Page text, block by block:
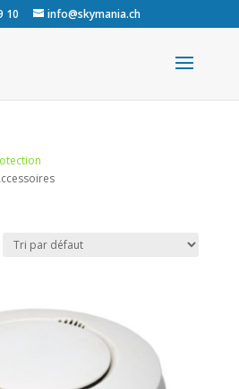
10 info@skymania.ch